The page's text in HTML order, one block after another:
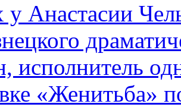
у Анастасии
исполнитель
«Женитьба»